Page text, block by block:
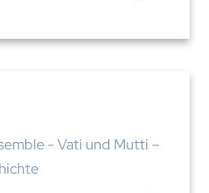
- Vati und Mutti –